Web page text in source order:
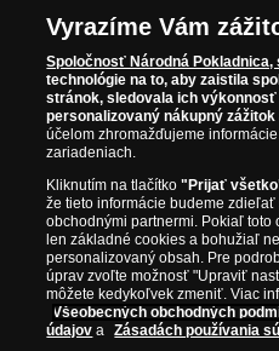
zlata 999/1000 vyrobené
s prepracovanými
Nepodstupujete žiadne
kedykoľvek ukončiť.
bankovku vrátiť do 14
Vám Národná
bankovky
všetkými predpismi pre
Pokiaľ si chcete tovar
18 rokov. Predmetom
tu ponúkaný tovar. Tovar
30 dní po prijatí
v dokonalom novom stave,
(napr. historické či použité
zásielku nám môžete
pošty a.s. zaslať späť. V
uhradenej zásielky Vám
fakturovanú čiastku v
môžete podať písomne na
emailom alebo telefonicky
Postup riešenia pri
Zlatá minca šťastie v tvare
Tokyo: Countdown 3
Veľká kniha História
• Pravá čajová ruža
zlatom
Zlatá medaila v tvare
Parížska mincovňa, Nórska
Austrálska mincovňa Perth.
zberateľom garantuje, že všetky
prvotriednej kvalite, čo je
autentickosti.
Vyrazíme Vám
Spoločnosť Národná Pokladnica,
technológie na to, aby zaistila
stránok, sledovala ich
personalizovaný nákupný
účelom zhromažďujeme
zariadeniach.
Kliknutím na tlačítko"Prijať
že tieto informácie budeme zdieľať
obchodnými partnermi. Pokiaľ
len základné cookies a bohužiaľ
personalizovaný obsah. Pre
úprav zvoľte možnosť "Upraviť
môžete kedykoľvek zmeniť. Viac
Všeobecných obchodných
údajov a Zásadách používania